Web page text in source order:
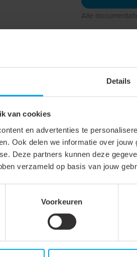
Details
van cookies
en advertenties te
Ook delen we informatie over
Deze partners kunnen deze
verzameld op basis van jouw
Voorkeuren
Alle
10